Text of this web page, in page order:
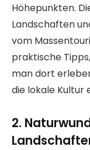
Höhepunkten.
Landschaften
vom
praktische
man dort
die lokale Kultur
2.